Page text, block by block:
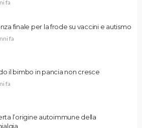
fa
finale per la frode su vaccini e autismo
fa
il bimbo in pancia non cresce
fa
l’origine autoimmune della